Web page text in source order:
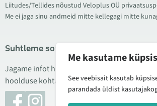
Liitudes/Tellides nõustud Veloplus OÜ
Me ei jaga sinu andmeid mitte kellegagi mitte
Suhtleme sotsiaalmeedias
Jagame infot hea hinna kampaaniate, uute
hoolduse kohta. Mõnikord teeme ka
Me kasutame
See veebisait kasutab
parandada üldist